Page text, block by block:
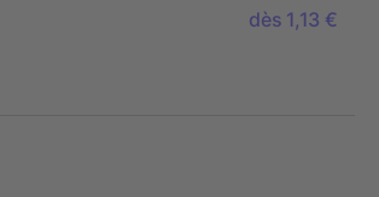
dès 1,13 €